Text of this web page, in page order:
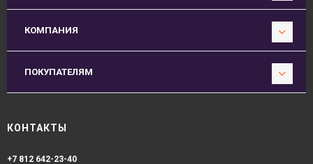
КОМПАНИЯ
ПОКУПАТЕЛЯМ
КОНТАКТЫ
+7 812 642-23-40